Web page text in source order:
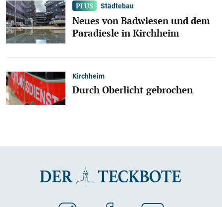
Städtebau
Neues von Badwiesen und dem
Paradiesle in Kirchheim
Kirchheim
Durch Oberlicht gebrochen